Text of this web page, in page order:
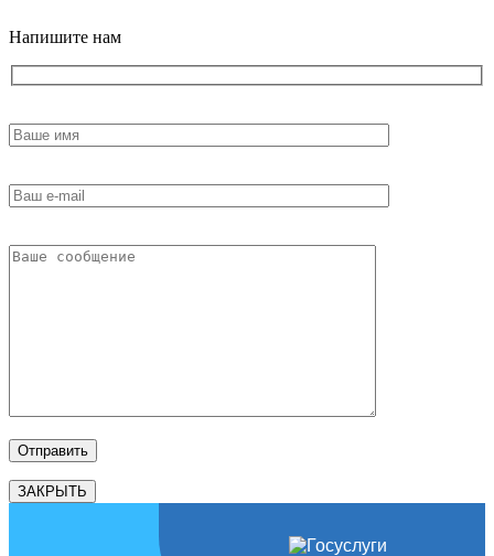
Напишите нам
ЗАКРЫТЬ